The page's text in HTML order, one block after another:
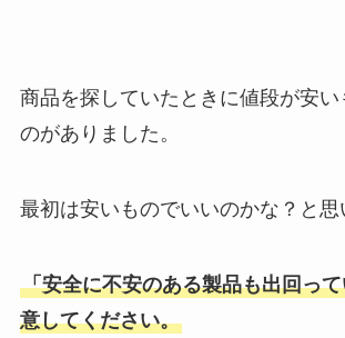
商品を探していたときに値段が安い
のがありました。
最初は安いものでいいのかな？と
「安全に不安のある製品も出回っ
意してください。